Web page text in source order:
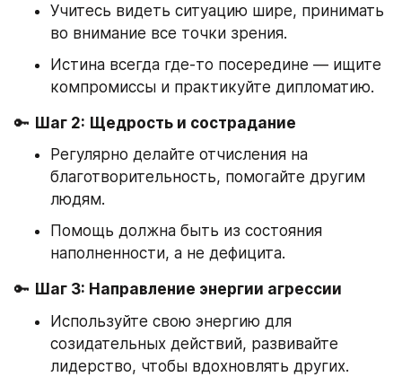
Учитесь видеть ситуацию шире, принимать
во внимание все точки зрения.
Истина всегда где-то посередине — ищите
компромиссы и практикуйте дипломатию.
🔑 Шаг 2: Щедрость и сострадание
Регулярно делайте отчисления на
благотворительность, помогайте другим
людям.
Помощь должна быть из состояния
наполненности, а не дефицита.
🔑 Шаг 3: Направление энергии агрессии
Используйте свою энергию для
созидательных действий, развивайте
лидерство, чтобы вдохновлять других.